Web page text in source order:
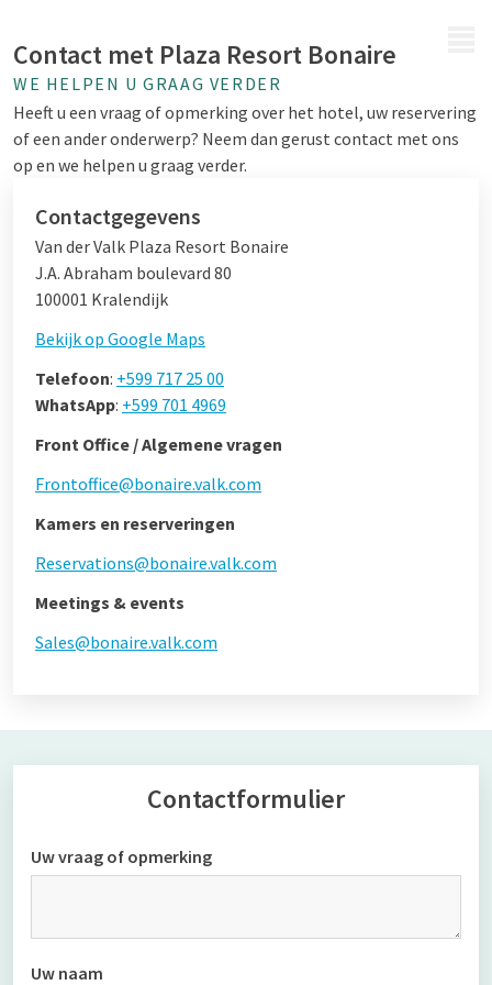
Contact met Plaza Resort Bonaire
WE HELPEN U GRAAG VERDER
Heeft u een vraag of opmerking over het hotel, uw reservering
of een ander onderwerp? Neem dan gerust contact met ons
op en we helpen u graag verder.
Contactgegevens
Van der Valk Plaza Resort Bonaire
J.A. Abraham boulevard 80
100001 Kralendijk
Bekijk op Google Maps
Telefoon: +599 717 25 00
WhatsApp: +599 701 4969
Front Office / Algemene vragen
Frontoffice@bonaire.valk.com
Kamers en reserveringen
Reservations@bonaire.valk.com
Meetings & events
Sales@bonaire.valk.com
Contactformulier
Uw vraag of opmerking
Uw naam